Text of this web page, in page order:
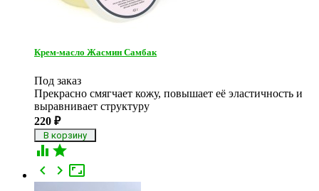
Крем-масло Жасмин Самбак
Под заказ
Прекрасно смягчает кожу, повышает её эластичность и
выравнивает структуру
220 ₽
 

 